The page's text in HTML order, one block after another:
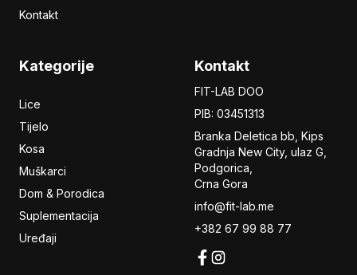
Kontakt
Kategorije
Lice
Tijelo
Kosa
Muškarci
Dom & Porodica
Suplementacija
Uređaji
Kontakt
FIT-LAB DOO
PIB: 03451313
Branka Deletica bb, Kips
Gradnja New City, ulaz G,
Podgorica,
Crna Gora
info@fit-lab.me
+382 67 99 88 77